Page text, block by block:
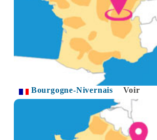
Bourgogne-Nivernais Voir